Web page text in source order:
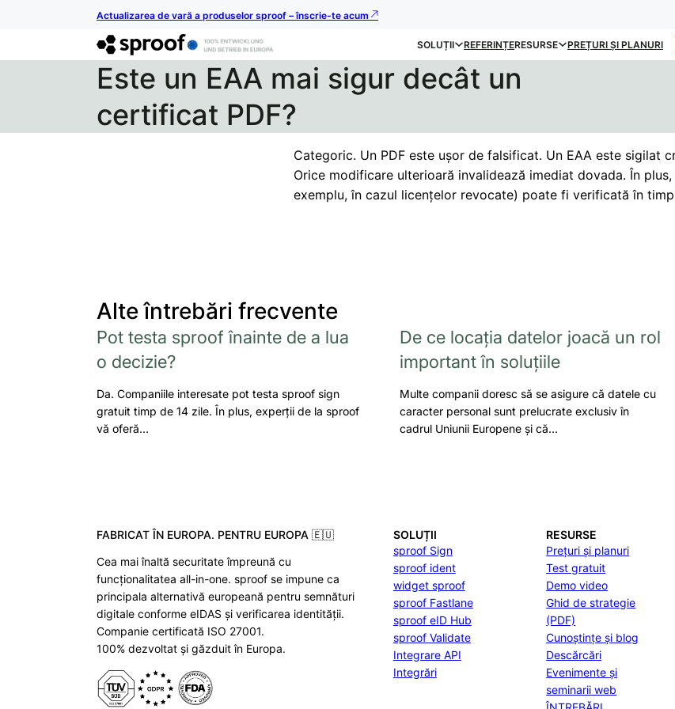
Actualizarea de vară a produselor sproof – înscrie-te acum
SOLUȚII REFERINȚERESURSE PREȚURI ȘI PLANURI
Este un EAA mai sigur decât un
certificat PDF?
Categoric. Un PDF este ușor de falsificat. Un EAA este sigilat
Orice modificare ulterioară invalidează imediat dovada. În
exemplu, în cazul licențelor revocate) poate fi verificată în
Alte întrebări frecvente
Pot testa sproof înainte de a lua
o decizie?
Da. Companiile interesate pot testa sproof sign
gratuit timp de 14 zile. În plus, experții de la sproof
vă oferă…
De ce locația datelor joacă un rol
important în soluțiile
Multe companii doresc să se asigure că datele cu
caracter personal sunt prelucrate exclusiv în
cadrul Uniunii Europene și că…
FABRICAT ÎN EUROPA. PENTRU EUROPA 🇪🇺
Cea mai înaltă securitate împreună cu
funcționalitatea all-in-one. sproof se impune ca
principala alternativă europeană pentru semnături
digitale conforme eIDAS și verificarea identității.
Companie certificată ISO 27001.
100% dezvoltat și găzduit în Europa.
SOLUȚII
sproof Sign
sproof ident
widget sproof
sproof Fastlane
sproof eID Hub
sproof Validate
Integrare API
Integrări
RESURSE
Prețuri și planuri
Test gratuit
Demo video
Ghid de strategie
(PDF)
Cunoștințe și blog
Descărcări
Evenimente și
seminarii web